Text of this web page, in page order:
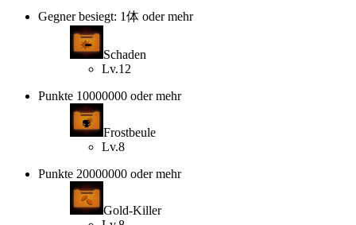
Gegner besiegt: 1体 oder mehr
Schaden
Lv.12
Punkte 10000000 oder mehr
Frostbeule
Lv.8
Punkte 20000000 oder mehr
Gold-Killer